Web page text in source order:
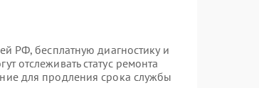
РФ, бесплатную диагностику и
отслеживать статус ремонта
для продления срока службы